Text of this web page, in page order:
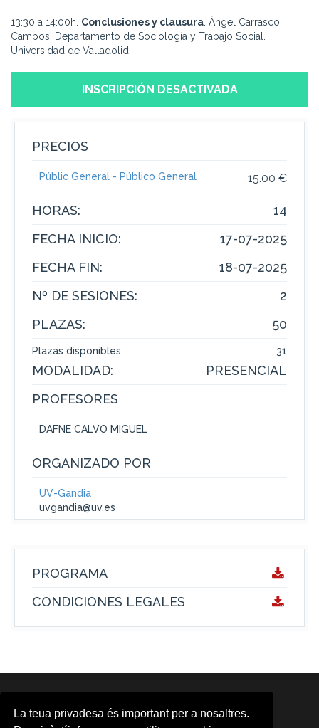
La teua privadesa és important per a nosaltres.
13:30 a 14:00h. Conclusiones y clausura . Ángel Carrasco
Campos. Departamento de Sociología y Trabajo Social.
Universidad de Valladolid.
INSCRIPCIÓN DESACTIVADA
PRECIOS
15.00 €
Públic General - Público General
HORAS:
14
FECHA INICIO:
17-07-2025
FECHA FIN:
18-07-2025
Nº DE SESIONES:
2
PLAZAS:
50
Plazas disponibles : 31
MODALIDAD:
PRESENCIAL
PROFESORES
DAFNE CALVO MIGUEL
ORGANIZADO POR
UV-Gandia
uvgandia@uv.es
PROGRAMA
CONDICIONES LEGALES
Area d'Activitats Musicals